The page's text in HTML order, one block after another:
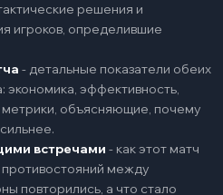
решения и
игроков, определившие
- детальные показатели обеих
экономика, эффективность,
метрики, объясняющие, почему
встречами - как этот матч
между
повторились, а что стало